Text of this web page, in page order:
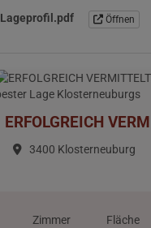
Lageprofil.pdf Öffnen
3400 Klosterneuburg
Zimmer
Fläche